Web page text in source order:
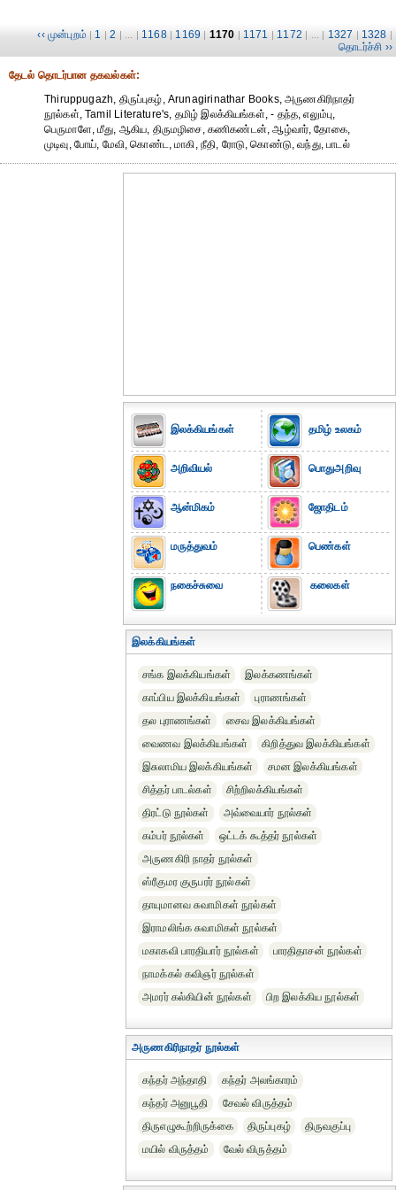
‹‹ முன்புறம் | 1 | 2 | ... | 1168 | 1169 | 1170 | 1171 | 1172 | ... | 1327 | 1328 |
தொடர்ச்சி ››
தேட‌ல் தொட‌ர்பான தகவ‌ல்க‌ள்:
Thiruppugazh, திருப்புகழ், Arunagirinathar Books, அருணகிரிநாதர்
நூல்கள், Tamil Literature's, தமிழ் இலக்கியங்கள், - தந்த, எலும்பு,
பெருமாளே, மீது, ஆகிய, திருமழிசை, கணிகண்டன், ஆழ்வார், தோகை,
முடிவு, போய், மேவி, கொண்ட, மாகி, நீதி, ரோடு, கொண்டு, வந்து, பாடல்
இலக்கியங்கள்
அறிவியல்
ஆன்மிகம்
மருத்துவம்
நகைச்சுவை
தமிழ் உலகம்
பொதுஅறிவு
ஜோதிடம்
பெண்கள்
கலைகள்
இலக்கியங்கள்
சங்க இலக்கியங்கள்
இலக்கணங்கள்
காப்பிய இலக்கியங்கள்
புராணங்கள்
தல புராணங்கள்
சைவ இலக்கியங்கள்
வைணவ இலக்கியங்கள்
கிறித்துவ இலக்கியங்கள்
இசுலாமிய இலக்கியங்கள்
சமன இலக்கியங்கள்
சித்தர் பாடல்கள்
சிற்றிலக்கியங்கள்
திரட்டு நூல்கள்
அவ்வையார் நூல்கள்
கம்பர் நூல்கள்
ஒட்டக் கூத்தர் நூல்கள்
அருணகிரி நாதர் நூல்கள்
ஸ்ரீகுமர குருபரர் நூல்கள்
தாயுமானவ சுவாமிகள் நூல்கள்
இராமலிங்க சுவாமிகள் நூல்கள்
மகாகவி பாரதியார் நூல்கள்
பாரதிதாசன் நூல்கள்
நாமக்கல் கவிஞர் நூல்கள்
அமரர் கல்கியின் நூல்கள்
பிற இலக்கிய நூல்கள்
அருணகிரிநாதர் நூல்கள்
கந்தர் அந்தாதி
கந்தர் அலங்காரம்
கந்தர் அனுபூதி
சேவல் விருத்தம்
திருஎழுகூற்றிருக்கை
திருப்புகழ்
திருவகுப்பு
மயில் விருத்தம்
வேல் விருத்தம்